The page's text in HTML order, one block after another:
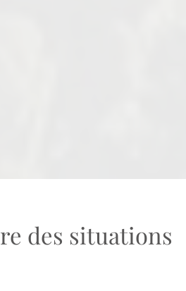
des situations